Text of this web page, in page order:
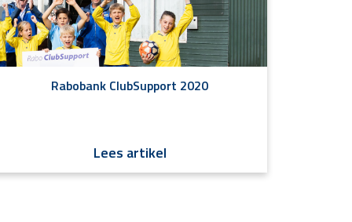
Rabobank ClubSupport 2020
Lees artikel